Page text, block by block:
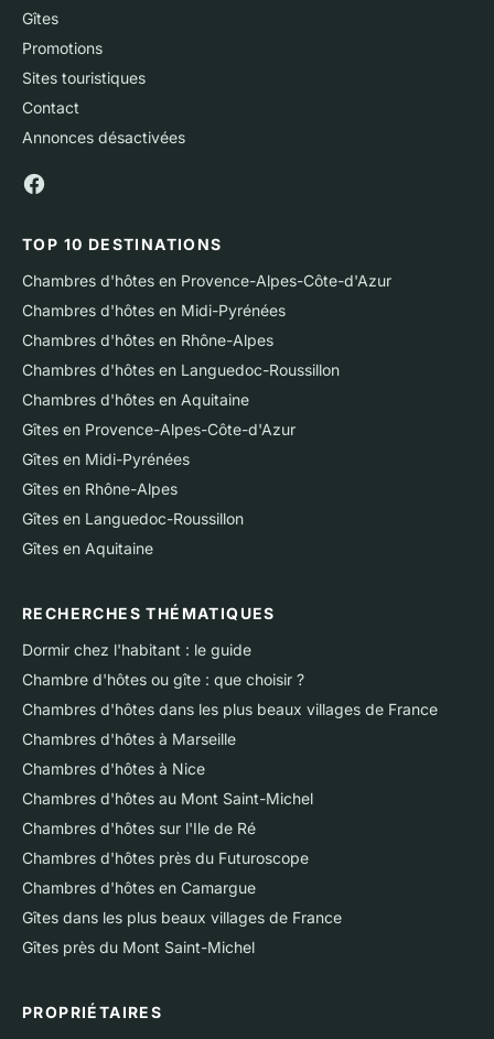
Gîtes
Promotions
Sites touristiques
Contact
Annonces désactivées
TOP 10 DESTINATIONS
Chambres d'hôtes en Provence-Alpes-Côte-d'Azur
Chambres d'hôtes en Midi-Pyrénées
Chambres d'hôtes en Rhône-Alpes
Chambres d'hôtes en Languedoc-Roussillon
Chambres d'hôtes en Aquitaine
Gîtes en Provence-Alpes-Côte-d'Azur
Gîtes en Midi-Pyrénées
Gîtes en Rhône-Alpes
Gîtes en Languedoc-Roussillon
Gîtes en Aquitaine
RECHERCHES THÉMATIQUES
Dormir chez l'habitant : le guide
Chambre d'hôtes ou gîte : que choisir ?
Chambres d'hôtes dans les plus beaux villages de France
Chambres d'hôtes à Marseille
Chambres d'hôtes à Nice
Chambres d'hôtes au Mont Saint-Michel
Chambres d'hôtes sur l'Ile de Ré
Chambres d'hôtes près du Futuroscope
Chambres d'hôtes en Camargue
Gîtes dans les plus beaux villages de France
Gîtes près du Mont Saint-Michel
PROPRIÉTAIRES